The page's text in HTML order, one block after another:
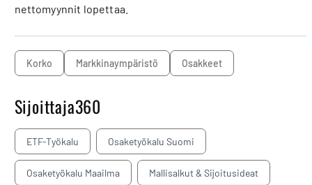
nettomyynnit lopettaa.
korko markkinaympäristö osakkeet
Sijoittaja360
ETF-Työkalu Osaketyökalu Suomi
Osaketyökalu Maailma Mallisalkut & Sijoitusideat